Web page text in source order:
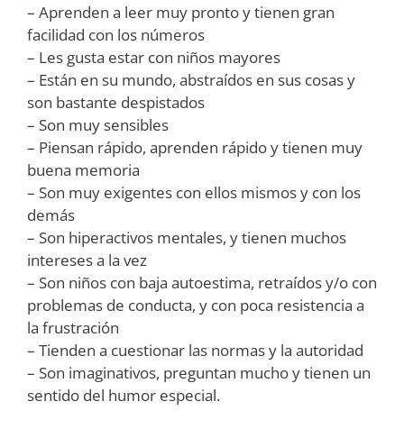
– Aprenden a leer muy pronto y tienen gran
facilidad con los números
– Les gusta estar con niños mayores
– Están en su mundo, abstraídos en sus cosas y
son bastante despistados
– Son muy sensibles
– Piensan rápido, aprenden rápido y tienen muy
buena memoria
– Son muy exigentes con ellos mismos y con los
demás
– Son hiperactivos mentales, y tienen muchos
intereses a la vez
– Son niños con baja autoestima, retraídos y/o con
problemas de conducta, y con poca resistencia a
la frustración
– Tienden a cuestionar las normas y la autoridad
– Son imaginativos, preguntan mucho y tienen un
sentido del humor especial.